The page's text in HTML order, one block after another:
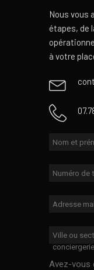
Nous vous
étapes, de
à votre
Nom et
Numéro de
Adresse
Ville ou
conciergerie
Avez-vous